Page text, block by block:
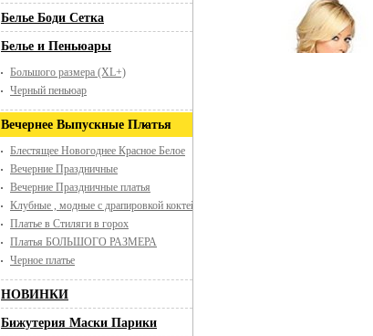
Белье Боди Сетка
Белье и Пеньюары
Большого размера (XL+)
Черный пеньюар
Вечернее Выпускные Платья
Блестящее Новогоднее Красное Белое
Вечерние Праздничные
Вечерние Праздничные платья
Клубные , модные с драпировкой коктейльные
Платье в Стиляги в горох
Платья БОЛЬШОГО РАЗМЕРА
Черное платье
НОВИНКИ
Бижутерия Маски Парики